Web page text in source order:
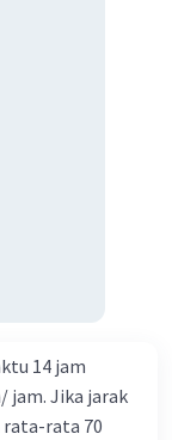
14 jam
jam. Jika jarak
rata 70